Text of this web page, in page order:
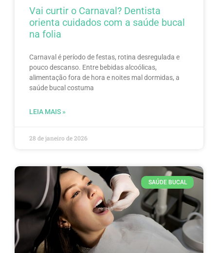
Vai curtir o Carnaval? Dentista
orienta cuidados com a saúde bucal
na folia
Carnaval é período de festas, rotina desregulada e
pouco descanso. Entre bebidas alcoólicas,
alimentação fora de hora e noites mal dormidas, a
saúde bucal costuma
LEIA MAIS »
28 de janeiro de 2026
SAÚDE BUCAL